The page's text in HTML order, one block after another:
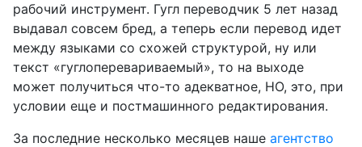
рабочий инструмент. Гугл переводчик 5 лет назад
выдавал совсем бред, а теперь если перевод идет
между языками со схожей структурой, ну или
текст «гуглоперевариваемый», то на выходе
может получиться что-то адекватное, НО, это, при
условии еще и постмашинного редактирования.
За последние несколько месяцев наше агентство